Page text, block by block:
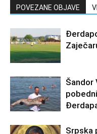
POVEZANE OBJAVE
Šandor
Srpska